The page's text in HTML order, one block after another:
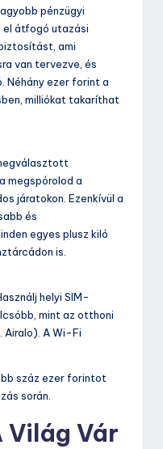
pénzügyi
el átfogó utazási
ami
van tervezve, és
Néhány ezer forint a
milliókat takaríthat
megspórolod a
járatokon. Ezenkívül a
és
egyes plusz kiló
is.
helyi SIM-
mint az otthoni
A Wi-Fi
száz ezer forintot
során.
Világ Vár